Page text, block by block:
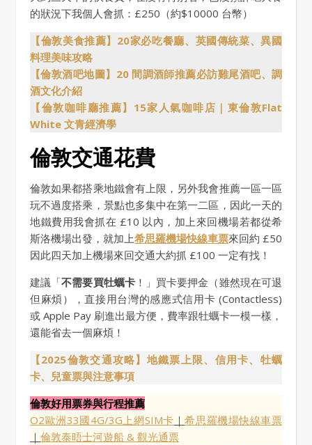
的狀況下我個人會抓：£250（約$10000 台幣）
【倫敦美食推薦】20家必吃餐廳、英國傳統菜、異國
料理美味攻略
【倫敦酒吧地圖】20 間調酒師推薦必訪雞尾酒吧、調
酒文化介紹
【倫敦咖啡廳推薦】15家人氣咖啡店｜東倫敦Flat
White 文青經濟學
倫敦交通花費
倫敦如果都搭乘地鐵會有上限，另外我會推薦一區一區
玩不過度搭乘，景點也多集中在第一二區，因此一天的
地鐵費用我會抓在 £10 以內，加上來回機場若都從希
斯洛機場出發，就加上希思羅機場快線車票來回約 £50
因此四天加上機場來回交通大約抓 £100 一定有找！
建議「不需要買牡蠣卡！」買卡要押金（雖然現在可退
但麻煩），直接用台灣的感應式信用卡 (Contactless)
或 Apple Pay 刷進出最方便，費率跟牡蠣卡一模一樣，
還能省去一個麻煩！
【2025倫敦交通攻略】地鐵票上限、信用卡、牡蠣
卡、兒童票與注意事項
倫敦好用票券與行程推薦
O2歐洲33國4G/3G上網SIM卡 ｜希思羅機場快線車票
｜ 倫敦泰晤士河遊船 & 觀光通票